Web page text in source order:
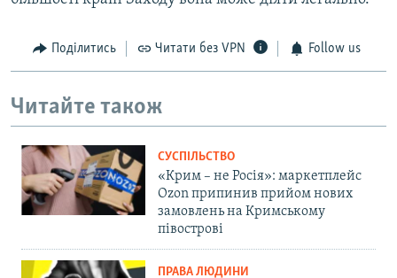
Поділитись Читати без VPN Follow us
Читайте також
СУСПІЛЬСТВО
«Крим – не Росія»: маркетплейс
Ozon припинив прийом нових
замовлень на Кримському
півострові
ПРАВА ЛЮДИНИ